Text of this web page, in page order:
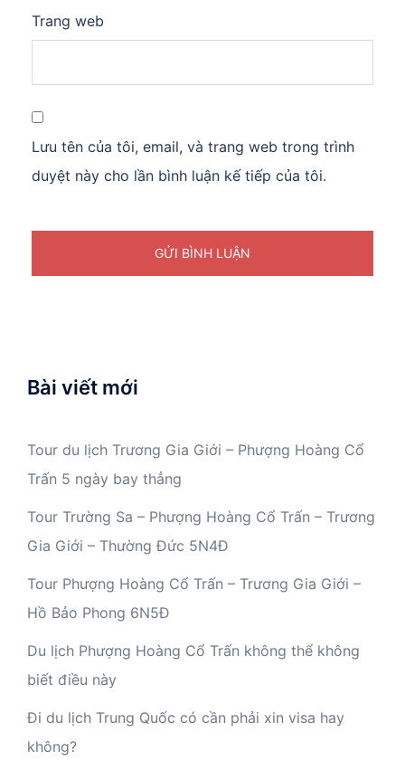
Trang web
Lưu tên của tôi, email, và trang web trong trình
duyệt này cho lần bình luận kế tiếp của tôi.
Bài viết mới
Tour du lịch Trương Gia Giới – Phượng Hoàng Cổ
Trấn 5 ngày bay thẳng
Tour Trường Sa – Phượng Hoàng Cổ Trấn – Trương
Gia Giới – Thường Đức 5N4Đ
Tour Phượng Hoàng Cổ Trấn – Trương Gia Giới –
Hồ Bảo Phong 6N5Đ
Du lịch Phượng Hoàng Cổ Trấn không thể không
biết điều này
Đi du lịch Trung Quốc có cần phải xin visa hay
không?